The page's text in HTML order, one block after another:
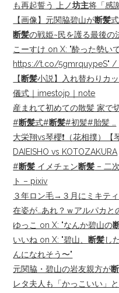
も再起誓う 上ノ坊主将「感
【画像】元関脇碧山が断髪
断髪の戦姫~民を護る最後
こーすけ on X: "酔った勢い
https://t.co/5gmrquypeS" /
【 断髪小説】入れ替わりカ
儀式｜imestojp｜note
産まれて初めての散髪 家で
#断髪式#断髪#初髪#胎髪 …
大栄翔vs琴櫻❗️（花相撲）【
DAIEISHO vs KOTOZAKURA
#断髪 イメチェン断髪 – 二
ト – pixiv
３年ロン毛→３月にミキティ
在姿が…あれ？ｗアルパカと
ゆっこ on X: "なんか碧山の
いいね on X: "碧山、 断髪し
んになれそう〜"
元関脇・碧山の岩友親方が
レタ夫人も「かっこいい」